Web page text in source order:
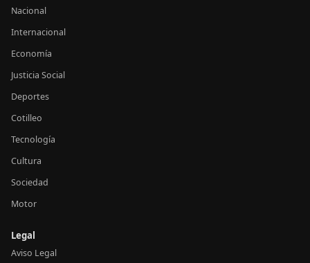
Nacional
Internacional
Economía
Justicia Social
Deportes
Cotilleo
Tecnología
Cultura
Sociedad
Motor
Legal
Aviso Legal